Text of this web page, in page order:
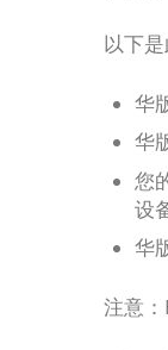
以下
华
华
您
设
华
注意